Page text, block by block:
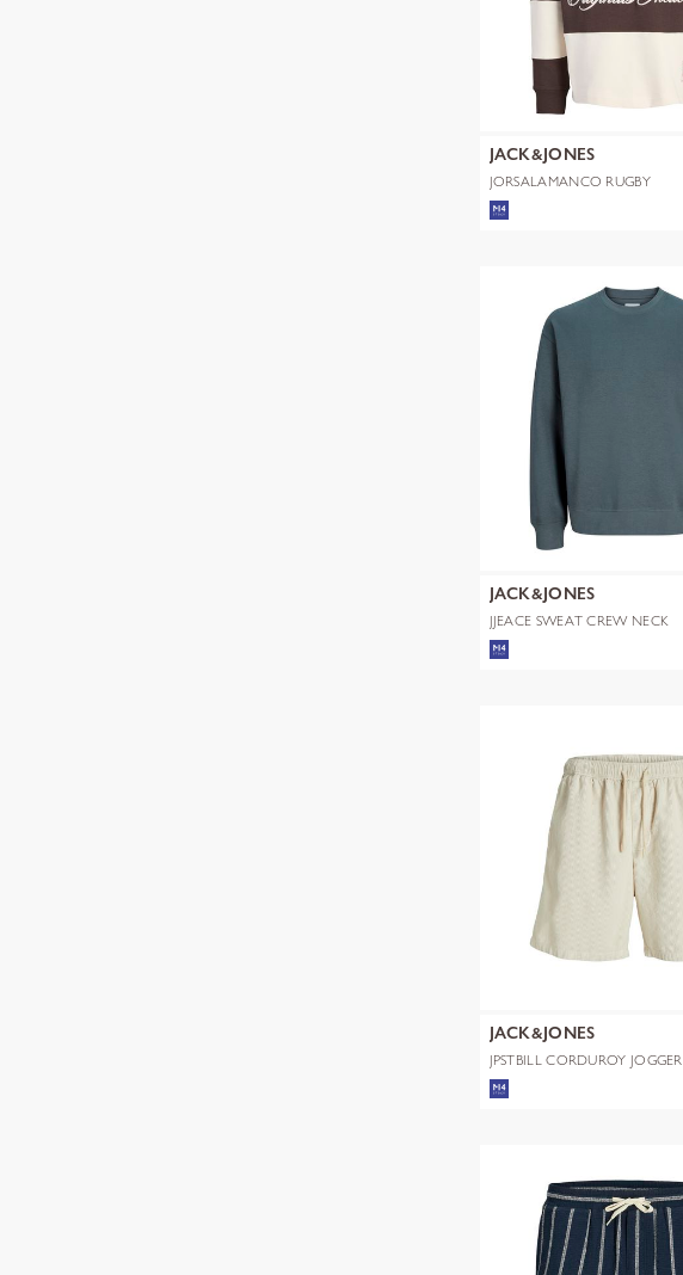
JACK&JONES
JORSALAMANCO RUGBY
SWEAT POLO
JACK&JONES
JJEACE SWEAT CREW NECK
NOOS
JACK&JONES
JPSTBILL CORDUROY JOGGER
SHORTS REG